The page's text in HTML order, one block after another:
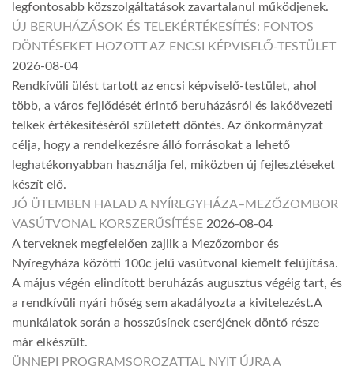
legfontosabb közszolgáltatások zavartalanul működjenek.
ÚJ BERUHÁZÁSOK ÉS TELEKÉRTÉKESÍTÉS: FONTOS
DÖNTÉSEKET HOZOTT AZ ENCSI KÉPVISELŐ-TESTÜLET
2026-08-04
Rendkívüli ülést tartott az encsi képviselő-testület, ahol
több, a város fejlődését érintő beruházásról és lakóövezeti
telkek értékesítéséről született döntés. Az önkormányzat
célja, hogy a rendelkezésre álló forrásokat a lehető
leghatékonyabban használja fel, miközben új fejlesztéseket
készít elő.
JÓ ÜTEMBEN HALAD A NYÍREGYHÁZA–MEZŐZOMBOR
VASÚTVONAL KORSZERŰSÍTÉSE 2026-08-04
A terveknek megfelelően zajlik a Mezőzombor és
Nyíregyháza közötti 100c jelű vasútvonal kiemelt felújítása.
A május végén elindított beruházás augusztus végéig tart, és
a rendkívüli nyári hőség sem akadályozta a kivitelezést.A
munkálatok során a hosszúsínek cseréjének döntő része
már elkészült.
ÜNNEPI PROGRAMSOROZATTAL NYIT ÚJRA A